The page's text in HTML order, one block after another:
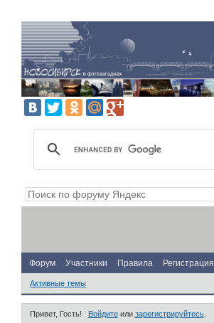
Форум Участники Правила Регистрация
Активные темы
Привет, Гость! Войдитеили зарегистрируйтесь.